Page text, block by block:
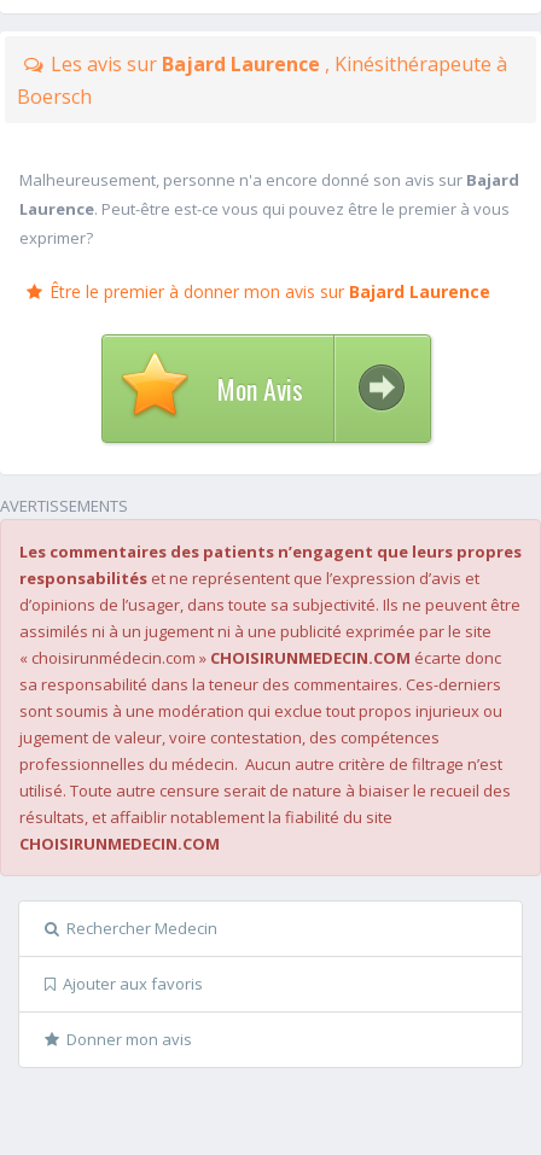
Les avis sur Bajard Laurence , Kinésithérapeute à
Boersch
Malheureusement, personne n'a encore donné son avis sur Bajard
Laurence. Peut-être est-ce vous qui pouvez être le premier à vous
exprimer?
Être le premier à donner mon avis sur Bajard Laurence
Mon Avis
AVERTISSEMENTS
Les commentaires des patients n’engagent que leurs propres
responsabilités et ne représentent que l’expression d’avis et
d’opinions de l’usager, dans toute sa subjectivité. Ils ne peuvent être
assimilés ni à un jugement ni à une publicité exprimée par le site
« choisirunmédecin.com » CHOISIRUNMEDECIN.COM écarte donc
sa responsabilité dans la teneur des commentaires. Ces-derniers
sont soumis à une modération qui exclue tout propos injurieux ou
jugement de valeur, voire contestation, des compétences
professionnelles du médecin. Aucun autre critère de filtrage n’est
utilisé. Toute autre censure serait de nature à biaiser le recueil des
résultats, et affaiblir notablement la fiabilité du site
CHOISIRUNMEDECIN.COM
Rechercher Medecin
Ajouter aux favoris
Donner mon avis